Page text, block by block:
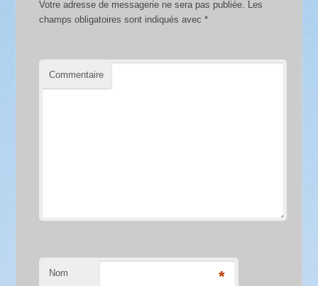
Votre adresse de messagerie ne sera pas publiée. Les
champs obligatoires sont indiqués avec*
Commentaire
Nom *